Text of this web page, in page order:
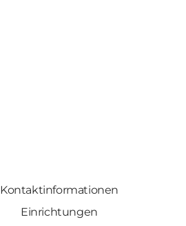
Kontaktinformationen
Einrichtungen